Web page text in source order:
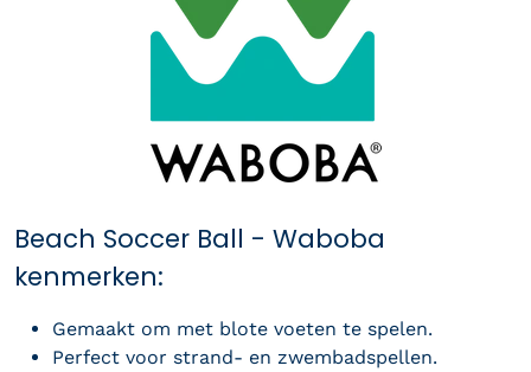
Beach Soccer Ball - Waboba
kenmerken:
Gemaakt om met blote voeten te spelen.
Perfect voor strand- en zwembadspellen.